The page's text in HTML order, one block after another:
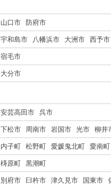
山口市 防府市
宇和島市 八幡浜市 大洲市 西予市
宿毛市
大分市
安芸高田市 呉市
下松市 周南市 岩国市 光市 柳井
内子町 松野町 愛媛鬼北町 愛南町
梼原町 黒潮町
別府市 臼杵市 津久見市 国東市